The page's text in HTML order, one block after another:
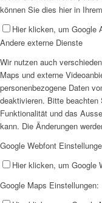
können Sie dies hier in
Hier klicken, um Google
Andere externe Dienste
Wir nutzen auch
Maps und externe
personenbezogene Daten
deaktivieren. Bitte
Funktionalität und das
kann. Die Änderungen
Google Webfont
Hier klicken, um Google
Google Maps Einstellungen: